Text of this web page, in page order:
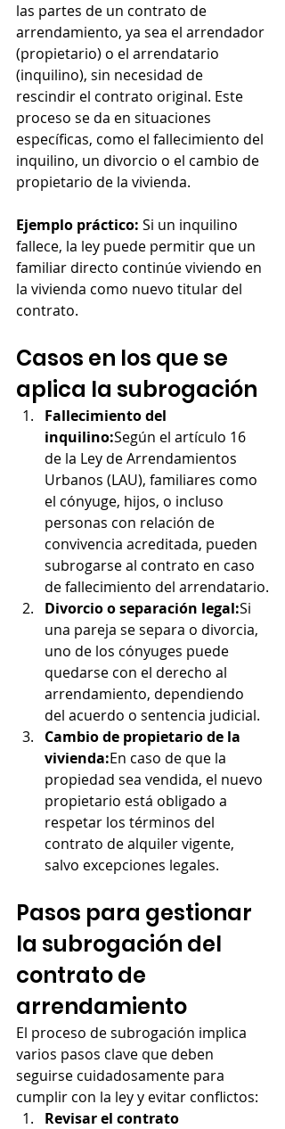
las partes de un contrato de
arrendamiento, ya sea el arrendador
(propietario) o el arrendatario
(inquilino), sin necesidad de
rescindir el contrato original. Este
proceso se da en situaciones
específicas, como el fallecimiento del
inquilino, un divorcio o el cambio de
propietario de la vivienda.
Ejemplo práctico: Si un inquilino
fallece, la ley puede permitir que un
familiar directo continúe viviendo en
la vivienda como nuevo titular del
contrato.
Casos en los que se
aplica la subrogación
Fallecimiento del
inquilino:Según el artículo 16
de la Ley de Arrendamientos
Urbanos (LAU), familiares como
el cónyuge, hijos, o incluso
personas con relación de
convivencia acreditada, pueden
subrogarse al contrato en caso
de fallecimiento del arrendatario.
Divorcio o separación legal:Si
una pareja se separa o divorcia,
uno de los cónyuges puede
quedarse con el derecho al
arrendamiento, dependiendo
del acuerdo o sentencia judicial.
Cambio de propietario de la
vivienda:En caso de que la
propiedad sea vendida, el nuevo
propietario está obligado a
respetar los términos del
contrato de alquiler vigente,
salvo excepciones legales.
Pasos para gestionar
la subrogación del
contrato de
arrendamiento
El proceso de subrogación implica
varios pasos clave que deben
seguirse cuidadosamente para
cumplir con la ley y evitar conflictos:
Revisar el contrato